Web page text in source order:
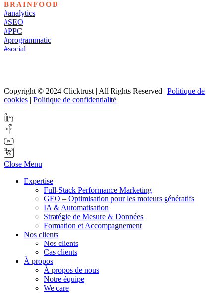
BRAINFOOD
#analytics
#SEO
#PPC
#programmatic
#social
Copyright © 2024 Clicktrust | All Rights Reserved | Politique de
cookies | Politique de confidentialité
Close Menu
Expertise
Full-Stack Performance Marketing
GEO – Optimisation pour les moteurs génératifs
IA & Automatisation
Stratégie de Mesure & Données
Formation et Accompagnement
Nos clients
Nos clients
Cas clients
À propos
À propos de nous
Notre équipe
We care